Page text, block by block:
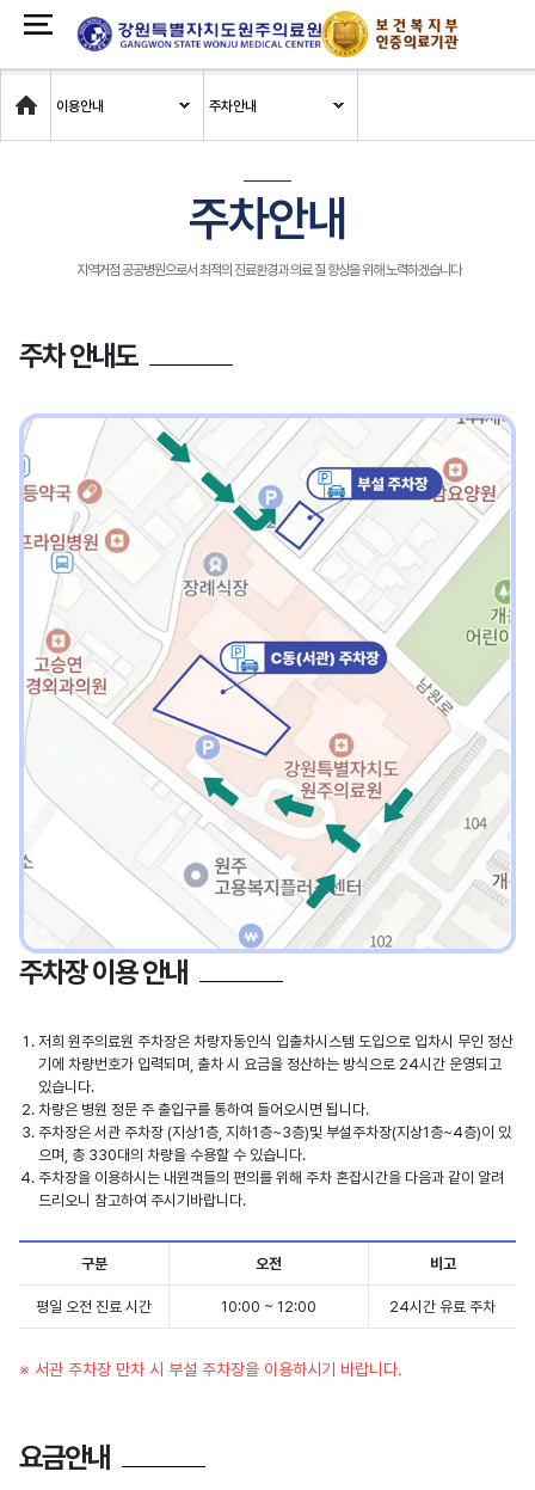
Home
이용안내 주차안내
주차안내
지역거점 공공병원으로서 최적의 진료환경과 의료 질 향상을 위해 노력하겠습니다
주차 안내도
주차장 이용 안내
저희 원주의료원 주차장은 차량자동인식 입출차시스템 도입으로 입차시 무인 정산
기에 차량번호가 입력되며, 출차 시 요금을 정산하는 방식으로 24시간 운영되고
있습니다.
차량은 병원 정문 주 출입구를 통하여 들어오시면 됩니다.
주차장은 서관 주차장 (지상1층, 지하1층~3층)및 부설주차장(지상1층~4층)이 있
으며, 총 330대의 차량을 수용할 수 있습니다.
주차장을 이용하시는 내원객들의 편의를 위해 주차 혼잡시간을 다음과 같이 알려
드리오니 참고하여 주시기바랍니다.
구분 오전 비고
평일 오전 진료 시간 10:00 ~ 12:00 24시간 유료 주차
※ 서관 주차장 만차 시 부설 주차장을 이용하시기 바랍니다.
요금안내